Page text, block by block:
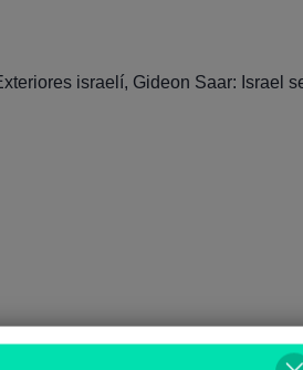
israelí, Gideon Saar: Israel